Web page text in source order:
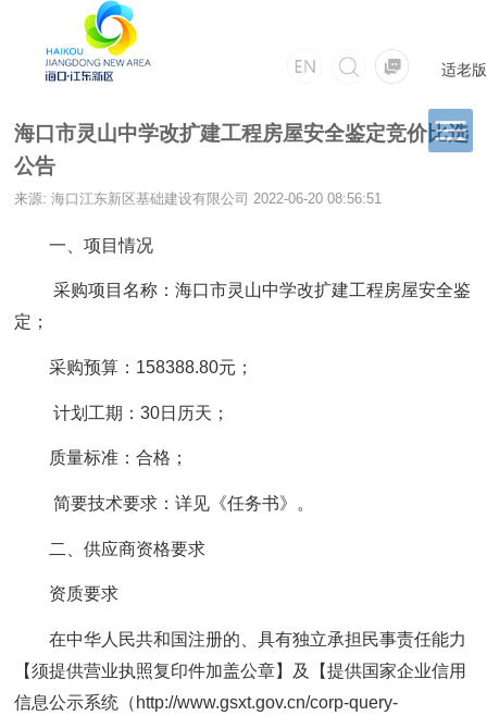
适老版
海口市灵山中学改扩建工程房屋安全鉴定竞价比选
公告
来源: 海口江东新区基础建设有限公司 2022-06-20 08:56:51
一、项目情况
采购项目名称：海口市灵山中学改扩建工程房屋安全鉴
定；
采购预算：158388.80元；
计划工期：30日历天；
质量标准：合格；
简要技术要求：详见《任务书》。
二、供应商资格要求
资质要求
在中华人民共和国注册的、具有独立承担民事责任能力
【须提供营业执照复印件加盖公章】及【提供国家企业信用
信息公示系统（http://www.gsxt.gov.cn/corp-query-